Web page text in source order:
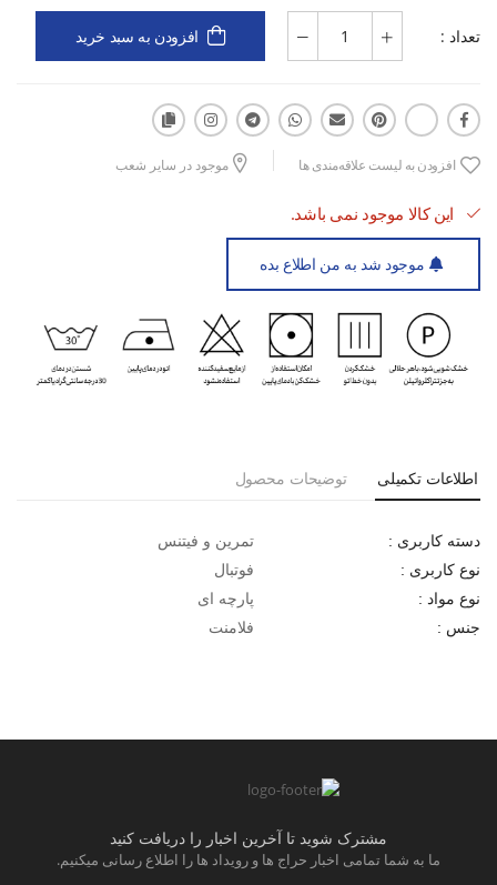
تعداد : افزودن به سبد خرید
افزودن به لیست علاقه‌مندی ها موجود در سایر شعب
این کالا موجود نمی باشد.
موجود شد به من اطلاع بده
اطلاعات تکمیلی توضیحات محصول
دسته کاربری : تمرین و فیتنس
نوع کاربری : فوتبال
نوع مواد : پارچه ای
جنس : فلامنت
مشترک شوید تا آخرین اخبار را دریافت کنید
ما به شما تمامی اخبار حراج ها و رویداد ها را اطلاع رسانی میکنیم.